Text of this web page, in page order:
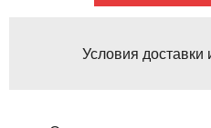
Условия доставки